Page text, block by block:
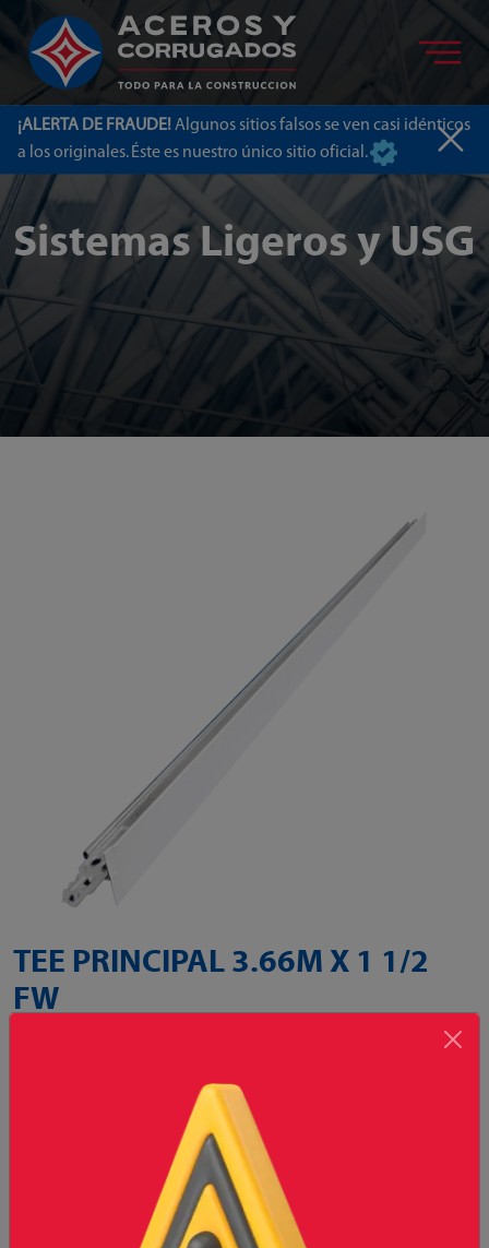
¡ALERTA DE FRAUDE!Algunos sitios falsos se ven casi idénticos
a los originales. Éste es nuestro único sitio oficial.
Sistemas Ligeros y USG
TEE PRINCIPAL 3.66M X 1 1/2
FW
Imagen únicamente de referencia, el producto final puede
Presentaciones disponibles